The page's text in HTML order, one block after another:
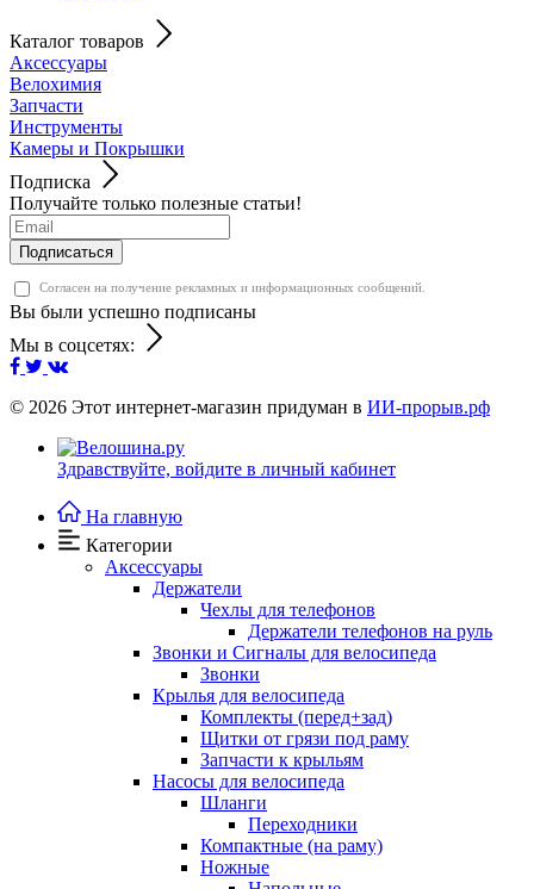
Каталог товаров
Аксессуары
Велохимия
Запчасти
Инструменты
Камеры и Покрышки
Подписка
Получайте только полезные статьи!
Подписаться
Согласен на получение рекламных и информационных сообщений.
Вы были успешно подписаны
Мы в соцсетях:
© 2026 Этот интернет-магазин придуман в ИИ-прорыв.рф
Здравствуйте, войдите в личный кабинет
На главную
Категории
Аксессуары
Держатели
Чехлы для телефонов
Держатели телефонов на руль
Звонки и Сигналы для велосипеда
Звонки
Крылья для велосипеда
Комплекты (перед+зад)
Щитки от грязи под раму
Запчасти к крыльям
Насосы для велосипеда
Шланги
Переходники
Компактные (на раму)
Ножные